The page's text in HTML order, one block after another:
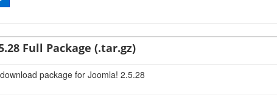
Full Package (.tar.gz)
package for Joomla! 2.5.28